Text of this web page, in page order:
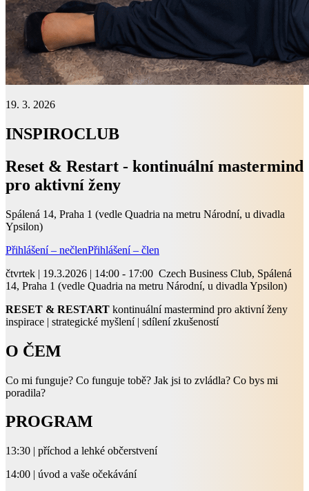
19. 3. 2026
INSPIROCLUB
Reset & Restart - kontinuální mastermind
pro aktivní ženy
Spálená 14, Praha 1 (vedle Quadria na metru Národní, u divadla
Ypsilon)
Přihlášení – nečlenPřihlášení – člen
čtvrtek | 19.3.2026 | 14:00 - 17:00 Czech Business Club, Spálená
14, Praha 1 (vedle Quadria na metru Národní, u divadla Ypsilon)
RESET & RESTART kontinuální mastermind pro aktivní ženy
inspirace | strategické myšlení | sdílení zkušeností
O ČEM
Co mi funguje? Co funguje tobě? Jak jsi to zvládla? Co bys mi
poradila?
PROGRAM
13:30 | příchod a lehké občerstvení
14:00 | úvod a vaše očekávání